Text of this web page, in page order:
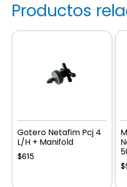
Productos
Gotero Netafim Pcj 4
L/H + Manifold
$615
$